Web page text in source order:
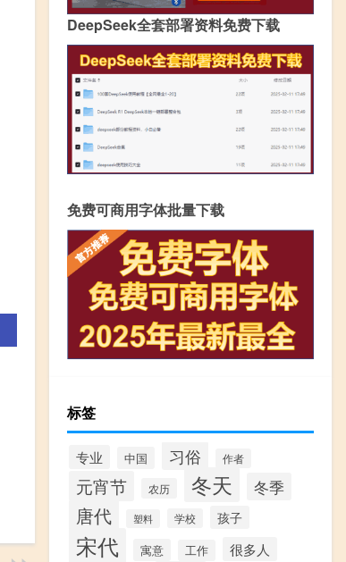
DeepSeek全套部署资料免费下载
免费可商用字体批量下载
标签
专业 中国 习俗 作者
元宵节 农历 冬天 冬季
唐代 塑料 学校 孩子
宋代 寓意 工作 很多人